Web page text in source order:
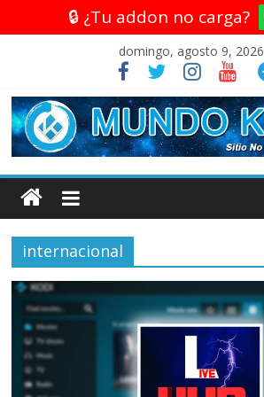
🔒 ¿Tu addon no carga?
domingo, agosto 9, 2026
internacional